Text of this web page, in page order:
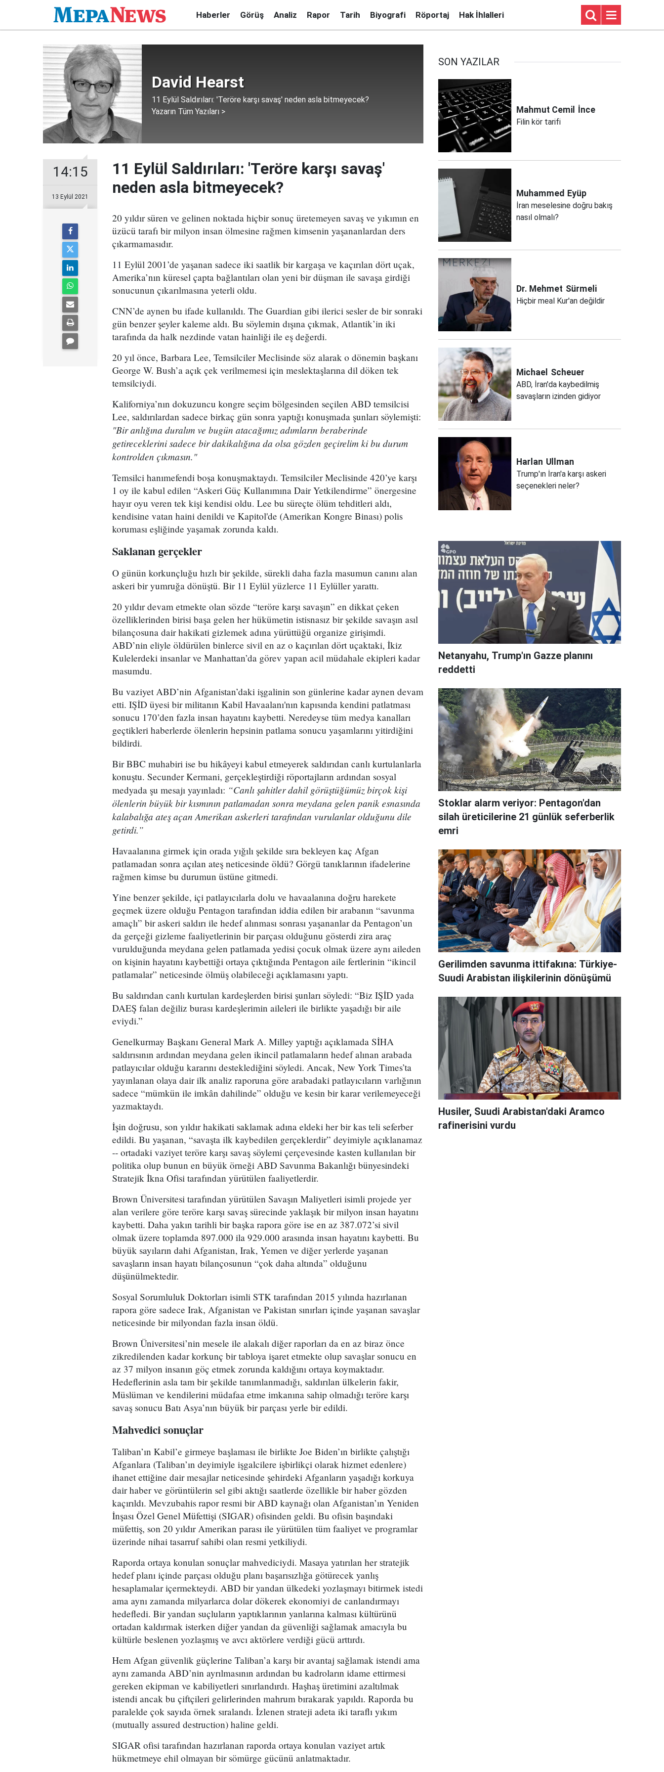
Haberler Görüş Analiz Rapor Tarih Biyografi Röportaj Hak İhlalleri
David Hearst
11 Eylül Saldırıları: 'Teröre karşı savaş' neden asla bitmeyecek?
Yazarın Tüm Yazıları >
14:15
13 Eylül 2021
11 Eylül Saldırıları: 'Teröre karşı savaş'
neden asla bitmeyecek?
20 yıldır süren ve gelinen noktada hiçbir sonuç üretemeyen savaş ve yıkımın en
üzücü tarafı bir milyon insan ölmesine rağmen kimsenin yaşananlardan ders
çıkarmamasıdır.
11 Eylül 2001’de yaşanan sadece iki saatlik bir kargaşa ve kaçırılan dört uçak,
Amerika’nın küresel çapta bağlantıları olan yeni bir düşman ile savaşa girdiği
sonucunun çıkarılmasına yeterli oldu.
CNN’de aynen bu ifade kullanıldı. The Guardian gibi ilerici sesler de bir sonraki
gün benzer şeyler kaleme aldı. Bu söylemin dışına çıkmak, Atlantik’in iki
tarafında da halk nezdinde vatan hainliği ile eş değerdi.
20 yıl önce, Barbara Lee, Temsilciler Meclisinde söz alarak o dönemin başkanı
George W. Bush’a açık çek verilmemesi için meslektaşlarına dil döken tek
temsilciydi.
Kaliforniya’nın dokuzuncu kongre seçim bölgesinden seçilen ABD temsilcisi
Lee, saldırılardan sadece birkaç gün sonra yaptığı konuşmada şunları söylemişti:
"Bir anlığına duralım ve bugün atacağımız adımların beraberinde
getireceklerini sadece bir dakikalığına da olsa gözden geçirelim ki bu durum
kontrolden çıkmasın."
Temsilci hanımefendi boşa konuşmaktaydı. Temsilciler Meclisinde 420’ye karşı
1 oy ile kabul edilen “Askeri Güç Kullanımına Dair Yetkilendirme” önergesine
hayır oyu veren tek kişi kendisi oldu. Lee bu süreçte ölüm tehditleri aldı,
kendisine vatan haini denildi ve Kapitol'de (Amerikan Kongre Binası) polis
koruması eşliğinde yaşamak zorunda kaldı.
Saklanan gerçekler
O günün korkunçluğu hızlı bir şekilde, sürekli daha fazla masumun canını alan
askeri bir yumruğa dönüştü. Bir 11 Eylül yüzlerce 11 Eylüller yarattı.
20 yıldır devam etmekte olan sözde “teröre karşı savaşın” en dikkat çeken
özelliklerinden birisi başa gelen her hükümetin istisnasız bir şekilde savaşın asıl
bilançosuna dair hakikati gizlemek adına yürüttüğü organize girişimdi.
ABD’nin eliyle öldürülen binlerce sivil en az o kaçırılan dört uçaktaki, İkiz
Kulelerdeki insanlar ve Manhattan’da görev yapan acil müdahale ekipleri kadar
masumdu.
Bu vaziyet ABD’nin Afganistan’daki işgalinin son günlerine kadar aynen devam
etti. IŞİD üyesi bir militanın Kabil Havaalanı'nın kapısında kendini patlatması
sonucu 170’den fazla insan hayatını kaybetti. Neredeyse tüm medya kanalları
geçtikleri haberlerde ölenlerin hepsinin patlama sonucu yaşamlarını yitirdiğini
bildirdi.
Bir BBC muhabiri ise bu hikâyeyi kabul etmeyerek saldırıdan canlı kurtulanlarla
konuştu. Secunder Kermani, gerçekleştirdiği röportajların ardından sosyal
medyada şu mesajı yayınladı: “Canlı şahitler dahil görüştüğümüz birçok kişi
ölenlerin büyük bir kısmının patlamadan sonra meydana gelen panik esnasında
kalabalığa ateş açan Amerikan askerleri tarafından vurulanlar olduğunu dile
getirdi.”
Havaalanına girmek için orada yığılı şekilde sıra bekleyen kaç Afgan
patlamadan sonra açılan ateş neticesinde öldü? Görgü tanıklarının ifadelerine
rağmen kimse bu durumun üstüne gitmedi.
Yine benzer şekilde, içi patlayıcılarla dolu ve havaalanına doğru harekete
geçmek üzere olduğu Pentagon tarafından iddia edilen bir arabanın “savunma
amaçlı” bir askeri saldırı ile hedef alınması sonrası yaşananlar da Pentagon’un
da gerçeği gizleme faaliyetlerinin bir parçası olduğunu gösterdi zira araç
vurulduğunda meydana gelen patlamada yedisi çocuk olmak üzere aynı aileden
on kişinin hayatını kaybettiği ortaya çıktığında Pentagon aile fertlerinin “ikincil
patlamalar” neticesinde ölmüş olabileceği açıklamasını yaptı.
Bu saldırıdan canlı kurtulan kardeşlerden birisi şunları söyledi: “Biz IŞİD yada
DAEŞ falan değiliz burası kardeşlerimin aileleri ile birlikte yaşadığı bir aile
eviydi.”
Genelkurmay Başkanı General Mark A. Milley yaptığı açıklamada SİHA
saldırısının ardından meydana gelen ikincil patlamaların hedef alınan arabada
patlayıcılar olduğu kararını desteklediğini söyledi. Ancak, New York Times’ta
yayınlanan olaya dair ilk analiz raporuna göre arabadaki patlayıcıların varlığının
sadece “mümkün ile imkân dahilinde” olduğu ve kesin bir karar verilemeyeceği
yazmaktaydı.
İşin doğrusu, son yıldır hakikati saklamak adına eldeki her bir kas teli seferber
edildi. Bu yaşanan, “savaşta ilk kaybedilen gerçeklerdir” deyimiyle açıklanamaz
-- ortadaki vaziyet teröre karşı savaş söylemi çerçevesinde kasten kullanılan bir
politika olup bunun en büyük örneği ABD Savunma Bakanlığı bünyesindeki
Stratejik İkna Ofisi tarafından yürütülen faaliyetlerdir.
Brown Üniversitesi tarafından yürütülen Savaşın Maliyetleri isimli projede yer
alan verilere göre teröre karşı savaş sürecinde yaklaşık bir milyon insan hayatını
kaybetti. Daha yakın tarihli bir başka rapora göre ise en az 387.072’si sivil
olmak üzere toplamda 897.000 ila 929.000 arasında insan hayatını kaybetti. Bu
büyük sayıların dahi Afganistan, Irak, Yemen ve diğer yerlerde yaşanan
savaşların insan hayatı bilançosunun “çok daha altında” olduğunu
düşünülmektedir.
Sosyal Sorumluluk Doktorları isimli STK tarafından 2015 yılında hazırlanan
rapora göre sadece Irak, Afganistan ve Pakistan sınırları içinde yaşanan savaşlar
neticesinde bir milyondan fazla insan öldü.
Brown Üniversitesi’nin mesele ile alakalı diğer raporları da en az biraz önce
zikredilenden kadar korkunç bir tabloya işaret etmekte olup savaşlar sonucu en
az 37 milyon insanın göç etmek zorunda kaldığını ortaya koymaktadır.
Hedeflerinin asla tam bir şekilde tanımlanmadığı, saldırılan ülkelerin fakir,
Müslüman ve kendilerini müdafaa etme imkanına sahip olmadığı teröre karşı
savaş sonucu Batı Asya’nın büyük bir parçası yerle bir edildi.
Mahvedici sonuçlar
Taliban’ın Kabil’e girmeye başlaması ile birlikte Joe Biden’ın birlikte çalıştığı
Afganlara (Taliban’ın deyimiyle işgalcilere işbirlikçi olarak hizmet edenlere)
ihanet ettiğine dair mesajlar neticesinde şehirdeki Afganların yaşadığı korkuya
dair haber ve görüntülerin sel gibi aktığı saatlerde özellikle bir haber gözden
kaçırıldı. Mevzubahis rapor resmi bir ABD kaynağı olan Afganistan’ın Yeniden
İnşası Özel Genel Müfettişi (SIGAR) ofisinden geldi. Bu ofisin başındaki
müfettiş, son 20 yıldır Amerikan parası ile yürütülen tüm faaliyet ve programlar
üzerinde nihai tasarruf sahibi olan resmi yetkiliydi.
Raporda ortaya konulan sonuçlar mahvediciydi. Masaya yatırılan her stratejik
hedef planı içinde parçası olduğu planı başarısızlığa götürecek yanlış
hesaplamalar içermekteydi. ABD bir yandan ülkedeki yozlaşmayı bitirmek istedi
ama aynı zamanda milyarlarca dolar dökerek ekonomiyi de canlandırmayı
hedefledi. Bir yandan suçluların yaptıklarının yanlarına kalması kültürünü
ortadan kaldırmak isterken diğer yandan da güvenliği sağlamak amacıyla bu
kültürle beslenen yozlaşmış ve avcı aktörlere verdiği gücü arttırdı.
Hem Afgan güvenlik güçlerine Taliban’a karşı bir avantaj sağlamak istendi ama
aynı zamanda ABD’nin ayrılmasının ardından bu kadroların idame ettirmesi
gereken ekipman ve kabiliyetleri sınırlandırdı. Haşhaş üretimini azaltılmak
istendi ancak bu çiftçileri gelirlerinden mahrum bırakarak yapıldı. Raporda bu
paralelde çok sayıda örnek sıralandı. İzlenen strateji adeta iki taraflı yıkım
(mutually assured destruction) haline geldi.
SIGAR ofisi tarafından hazırlanan raporda ortaya konulan vaziyet artık
hükmetmeye ehil olmayan bir sömürge gücünü anlatmaktadır.
SON YAZILAR
Mahmut Cemil İnce
Filin kör tarifi
Muhammed Eyüp
İran meselesine doğru bakış
nasıl olmalı?
Dr. Mehmet Sürmeli
Hiçbir meal Kur'an değildir
Michael Scheuer
ABD, İran'da kaybedilmiş
savaşların izinden gidiyor
Harlan Ullman
Trump'ın İran'a karşı askeri
seçenekleri neler?
Netanyahu, Trump'ın Gazze planını
reddetti
Stoklar alarm veriyor: Pentagon'dan
silah üreticilerine 21 günlük seferberlik
emri
Gerilimden savunma ittifakına: Türkiye-
Suudi Arabistan ilişkilerinin dönüşümü
Husiler, Suudi Arabistan'daki Aramco
rafinerisini vurdu